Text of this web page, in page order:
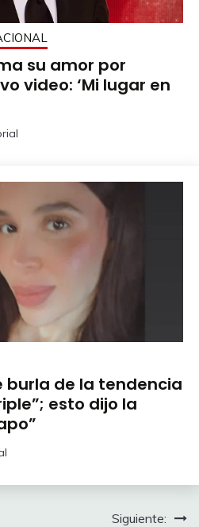
su amor por
video: ‘Mi lugar en
burla de la tendencia
esto dijo la
Siguiente: